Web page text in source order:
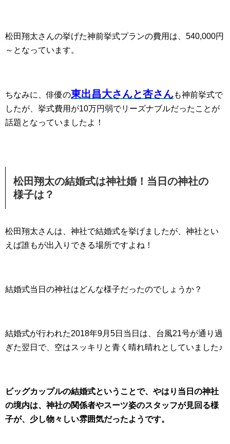
松田翔太さんの挙げた神前挙式プランの費用は、540,000円
～となっています。
ちなみに、俳優の東出昌大さんと杏さんも神前挙式で
したが、挙式費用が10万円弱でリーズナブルだったことが
話題となっていましたよ！
松田翔太の結婚式は神社婚！当日の神社の
様子は？
松田翔太さんは、神社で結婚式を挙げましたが、神社とい
えば誰もが出入りできる場所ですよね！
結婚式当日の神社はどんな様子だったのでしょうか？
結婚式が行われた2018年9月5日当日は、台風21号が通り過
ぎた翌日で、空はスッキリと青く晴れ晴れとしていました♪
ビッグカップルの結婚式ということで、やはり当日の神社
の境内は、神社の関係者やスーツ姿のスタッフが見回る様
子が、少し物々しい雰囲気だったようです。